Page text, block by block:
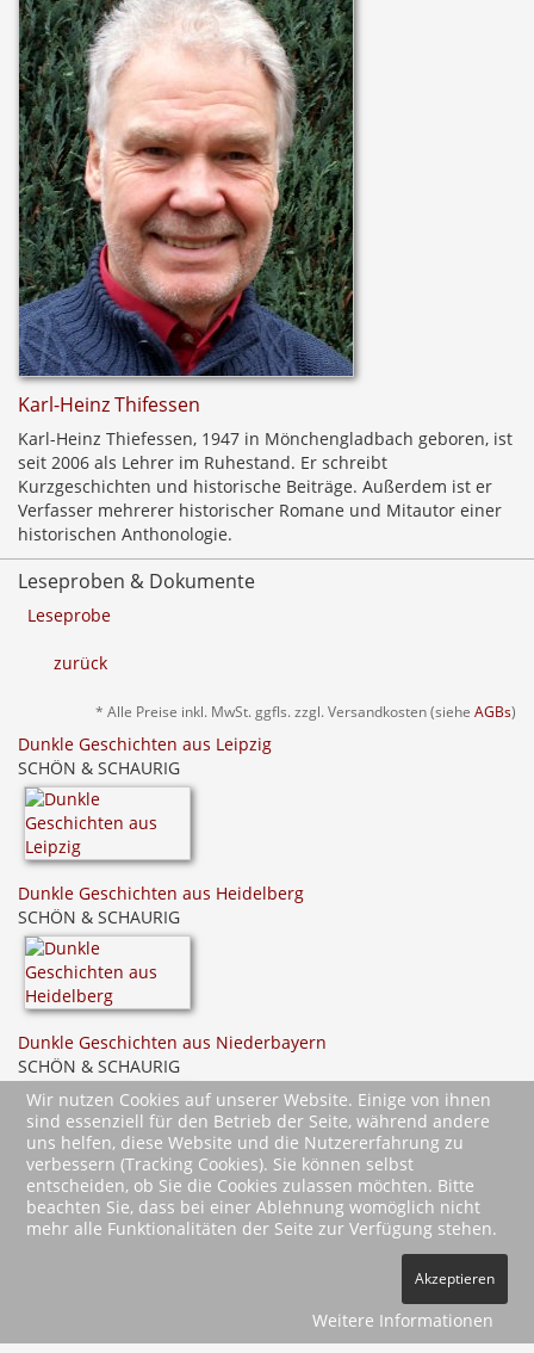
Karl-Heinz Thifessen
Karl-Heinz Thiefessen, 1947 in Mönchengladbach geboren, ist
seit 2006 als Lehrer im Ruhestand. Er schreibt
Kurzgeschichten und historische Beiträge. Außerdem ist er
Verfasser mehrerer historischer Romane und Mitautor einer
historischen Anthonologie.
Leseproben & Dokumente
Leseprobe
zurück
* Alle Preise inkl. MwSt. ggfls. zzgl. Versandkosten (siehe AGBs)
Dunkle Geschichten aus Leipzig
SCHÖN & SCHAURIG
Dunkle Geschichten aus Heidelberg
SCHÖN & SCHAURIG
Dunkle Geschichten aus Niederbayern
SCHÖN & SCHAURIG
Vertrag widerrufen
Wir nutzen Cookies auf unserer Website. Einige von ihnen
sind essenziell für den Betrieb der Seite, während andere
uns helfen, diese Website und die Nutzererfahrung zu
verbessern (Tracking Cookies). Sie können selbst
entscheiden, ob Sie die Cookies zulassen möchten. Bitte
beachten Sie, dass bei einer Ablehnung womöglich nicht
mehr alle Funktionalitäten der Seite zur Verfügung stehen.
Akzeptieren
Weitere Informationen